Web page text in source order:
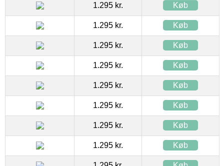
1.295 kr. Køb
1.295 kr. Køb
1.295 kr. Køb
1.295 kr. Køb
1.295 kr. Køb
1.295 kr. Køb
1.295 kr. Køb
1.295 kr. Køb